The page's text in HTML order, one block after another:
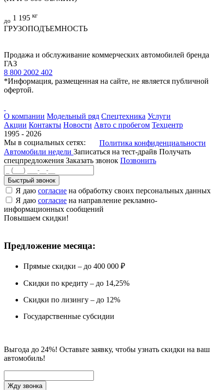
до 1 195 кг
ГРУЗОПОДЪЕМНОСТЬ
Продажа и обслуживание коммерческих автомобилей бренда
ГАЗ
8 800 2002 402
*Информация, размещенная на сайте, не является публичной
офертой.
О компании Модельный ряд Спецтехника Услуги
Акции Контакты Новости Авто с пробегом Техцентр
1995 - 2026
Мы в социальных сетях:
Политика конфиденциальности
Автомобили недели Записаться на тест-драйв Получать
спецпредложения Заказать звонок Позвонить
Быстрый звонок
Я даю согласие на обработку своих персональных данных
Я даю согласие на направление рекламно-
информационных сообщений
Повышаем скидки!
Предложение месяца:
Прямые скидки – до 400 000 ₽
Скидки по кредиту – до 14,25%
Скидки по лизингу – до 12%
Государственные субсидии
Выгода до 24%! Оставьте заявку, чтобы узнать скидки на ваш
автомобиль!